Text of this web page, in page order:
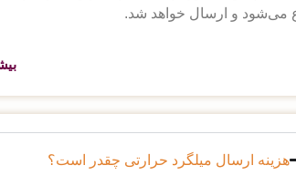
می‌شود و ارسال خواهد شد.
هزینه ارسال میلگرد حرارتی چقدر است؟